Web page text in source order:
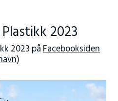
2023
2023 påFacebooksiden
)